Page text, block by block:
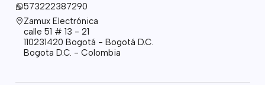
573222387290
Zamux Electrónica
calle 51 # 13 - 21
110231420 Bogotá - Bogotá D.C.
Bogota D.C. - Colombia